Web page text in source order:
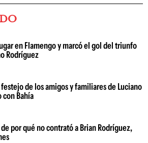
en Flamengo y marcó el gol del triunfo
Rodríguez
de los amigos y familiares de Luciano
con Bahía
por qué no contrató a Brian Rodríguez,